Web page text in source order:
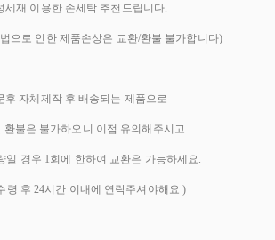
세재 이용한 손세탁 추천드립니다.
으로 인한 제품손상은 교환/환불 불가합니다)
후 자체제작 후 배송되는 제품으로
환불은 불가하오니 이점 유의해주시고
일 경우 1회에 한하여 교환은 가능하세요.
령 후 24시간 이내에 연락주셔야해요 )